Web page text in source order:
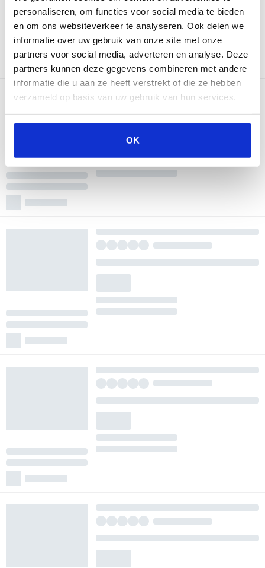
personaliseren, om functies voor social media te bieden
en om ons websiteverkeer te analyseren. Ook delen we
informatie over uw gebruik van onze site met onze
partners voor social media, adverteren en analyse. Deze
partners kunnen deze gegevens combineren met andere
informatie die u aan ze heeft verstrekt of die ze hebben
verzameld op basis van uw gebruik van hun services.
OK